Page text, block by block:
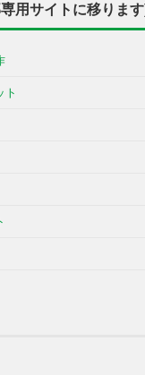
用サイトに移りま
ト